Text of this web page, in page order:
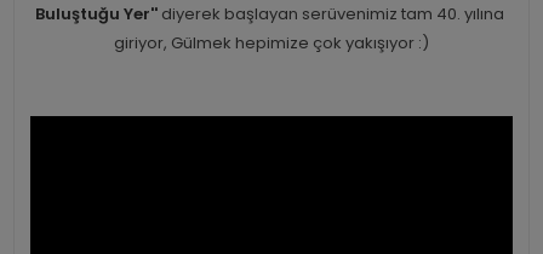
Buluştuğu Yer'' diyerek başlayan serüvenimiz tam 40. yılına
giriyor, Gülmek hepimize çok yakışıyor :)